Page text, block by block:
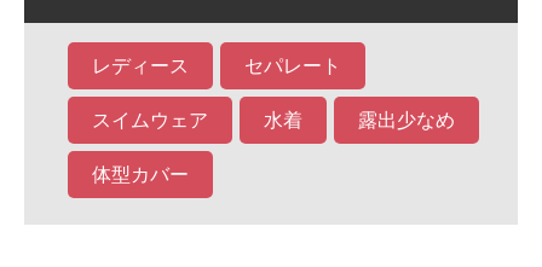
レディース セパレート
スイムウェア 水着 露出少なめ
体型カバー